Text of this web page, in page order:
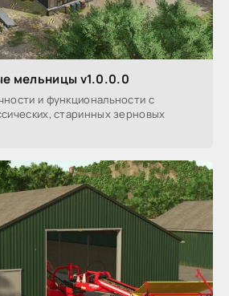
мельницы v1.0.0.0
и функциональности с
старинных зерновых